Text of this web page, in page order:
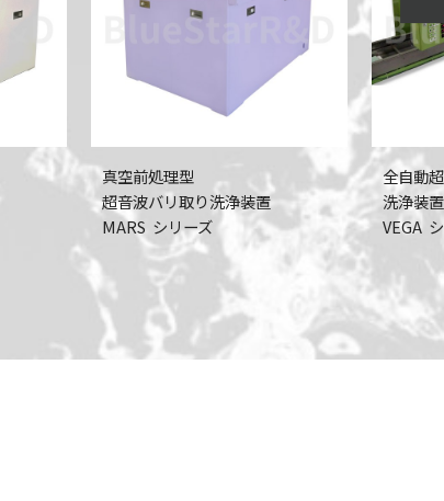
全自動超音波バリ取り
洗浄装置
VEGA シリーズ
全自動
バリ取
VEGA-